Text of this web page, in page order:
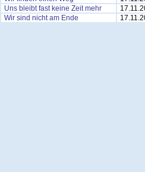
Uns bleibt fast keine Zeit mehr
Wir sind nicht am Ende